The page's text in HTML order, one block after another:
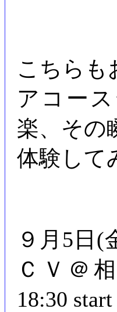
こちら
アコー
楽、その
体験して
９月5日(
ＣＶ＠
18:30